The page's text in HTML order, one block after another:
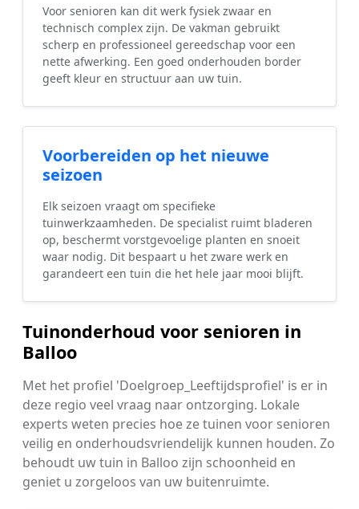
Voor senioren kan dit werk fysiek zwaar en
technisch complex zijn. De vakman gebruikt
scherp en professioneel gereedschap voor een
nette afwerking. Een goed onderhouden border
geeft kleur en structuur aan uw tuin.
Voorbereiden op het nieuwe
seizoen
Elk seizoen vraagt om specifieke
tuinwerkzaamheden. De specialist ruimt bladeren
op, beschermt vorstgevoelige planten en snoeit
waar nodig. Dit bespaart u het zware werk en
garandeert een tuin die het hele jaar mooi blijft.
Tuinonderhoud voor senioren in
Balloo
Met het profiel 'Doelgroep_Leeftijdsprofiel' is er in
deze regio veel vraag naar ontzorging. Lokale
experts weten precies hoe ze tuinen voor senioren
veilig en onderhoudsvriendelijk kunnen houden. Zo
behoudt uw tuin in Balloo zijn schoonheid en
geniet u zorgeloos van uw buitenruimte.